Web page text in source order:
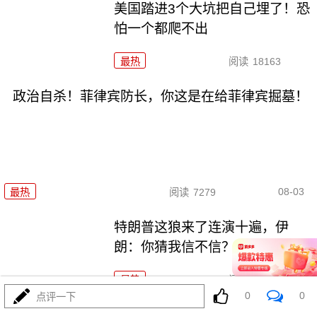
美国踏进3个大坑把自己埋了！恐
怕一个都爬不出
最热 阅读 18163
政治自杀！菲律宾防长，你这是在给菲律宾掘墓！
最热 阅读 7279 08-03
特朗普这狼来了连演十遍，伊
朗：你猜我信不信？
最热 阅读 5561
点评一下 0 0